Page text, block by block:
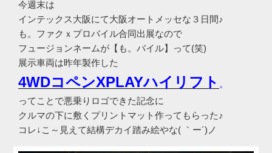
今週末は
インテックス大阪にて大阪オートメッセな３日間♪
も。ファクｘプロバイル合同出展なので
フュージョンネームが【も。バイル】って(笑)
展示車両は昨年製作した
4WDコペンXPLAYハイリフト 。
ってことで悪乗りロゴできた記念に
クルマの下に敷くプリントマット作ってもらった♪
コレ↓こ～見えて結構デカイ踏み絵やな( ｀ー´)ノ